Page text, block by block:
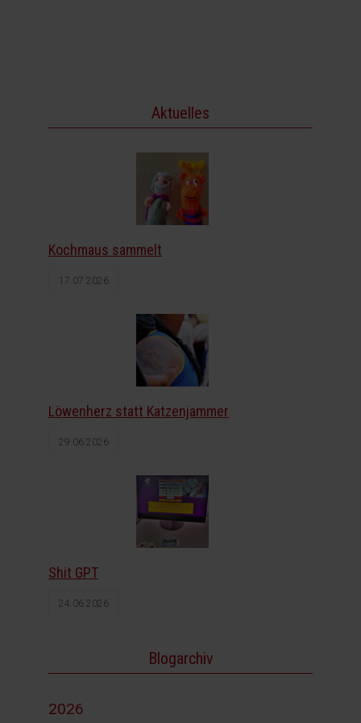
Aktuelles
Kochmaus sammelt
17.07.2026
Löwenherz statt Katzenjammer
29.06.2026
Shit GPT
24.06.2026
Blogarchiv
2026